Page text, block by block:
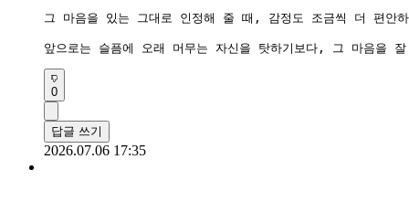
그 마음을 있는 그대로 인정해 줄 때, 감정도 조금씩 더 편안
0
답글 쓰기
2026.07.06 17:35